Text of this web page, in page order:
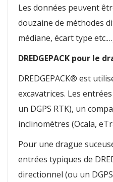
Les données peuvent
douzaine de méthodes
médiane, écart type
DREDGEPACK pour le
DREDGEPACK® est
excavatrices. Les
un DGPS RTK), un
inclinomètres (Ocala,
Pour une drague
entrées typiques de
directionnel (ou un